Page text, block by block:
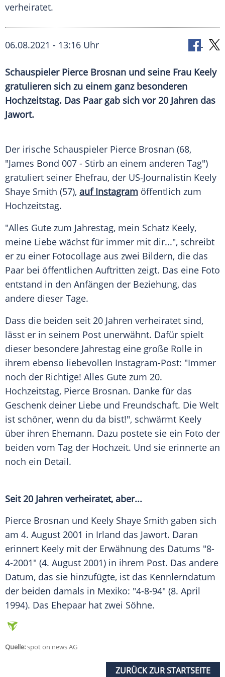
verheiratet.
06.08.2021 - 13:16 Uhr
Schauspieler Pierce Brosnan und seine Frau Keely
gratulieren sich zu einem ganz besonderen
Hochzeitstag. Das Paar gab sich vor 20 Jahren das
Jawort.
Der irische Schauspieler Pierce Brosnan (68,
"James Bond 007 - Stirb an einem anderen Tag")
gratuliert seiner Ehefrau, der US-Journalistin Keely
Shaye Smith (57), auf Instagram öffentlich zum
Hochzeitstag.
"Alles Gute zum Jahrestag, mein Schatz Keely,
meine Liebe wächst für immer mit dir...", schreibt
er zu einer Fotocollage aus zwei Bildern, die das
Paar bei öffentlichen Auftritten zeigt. Das eine Foto
entstand in den Anfängen der Beziehung, das
andere dieser Tage.
Dass die beiden seit 20 Jahren verheiratet sind,
lässt er in seinem Post unerwähnt. Dafür spielt
dieser besondere Jahrestag eine große Rolle in
ihrem ebenso liebevollen Instagram-Post: "Immer
noch der Richtige! Alles Gute zum 20.
Hochzeitstag, Pierce Brosnan. Danke für das
Geschenk deiner Liebe und Freundschaft. Die Welt
ist schöner, wenn du da bist!", schwärmt Keely
über ihren Ehemann. Dazu postete sie ein Foto der
beiden vom Tag der Hochzeit. Und sie erinnerte an
noch ein Detail.
Seit 20 Jahren verheiratet, aber...
Pierce Brosnan und Keely Shaye Smith gaben sich
am 4. August 2001 in Irland das Jawort. Daran
erinnert Keely mit der Erwähnung des Datums "8-
4-2001" (4. August 2001) in ihrem Post. Das andere
Datum, das sie hinzufügte, ist das Kennlerndatum
der beiden damals in Mexiko: "4-8-94" (8. April
1994). Das Ehepaar hat zwei Söhne.
Quelle:spot on news AG
ZURÜCK ZUR STARTSEITE